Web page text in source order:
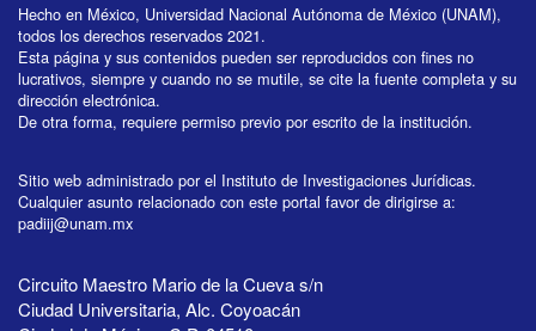
Hecho en México, Universidad Nacional Autónoma de México (UNAM),
todos los derechos reservados 2021.
Esta página y sus contenidos pueden ser reproducidos con fines no
lucrativos, siempre y cuando no se mutile, se cite la fuente completa y su
dirección electrónica.
De otra forma, requiere permiso previo por escrito de la institución.
Sitio web administrado por el Instituto de Investigaciones Jurídicas.
Cualquier asunto relacionado con este portal favor de dirigirse a:
padiij@unam.mx
Circuito Maestro Mario de la Cueva s/n
Ciudad Universitaria, Alc. Coyoacán